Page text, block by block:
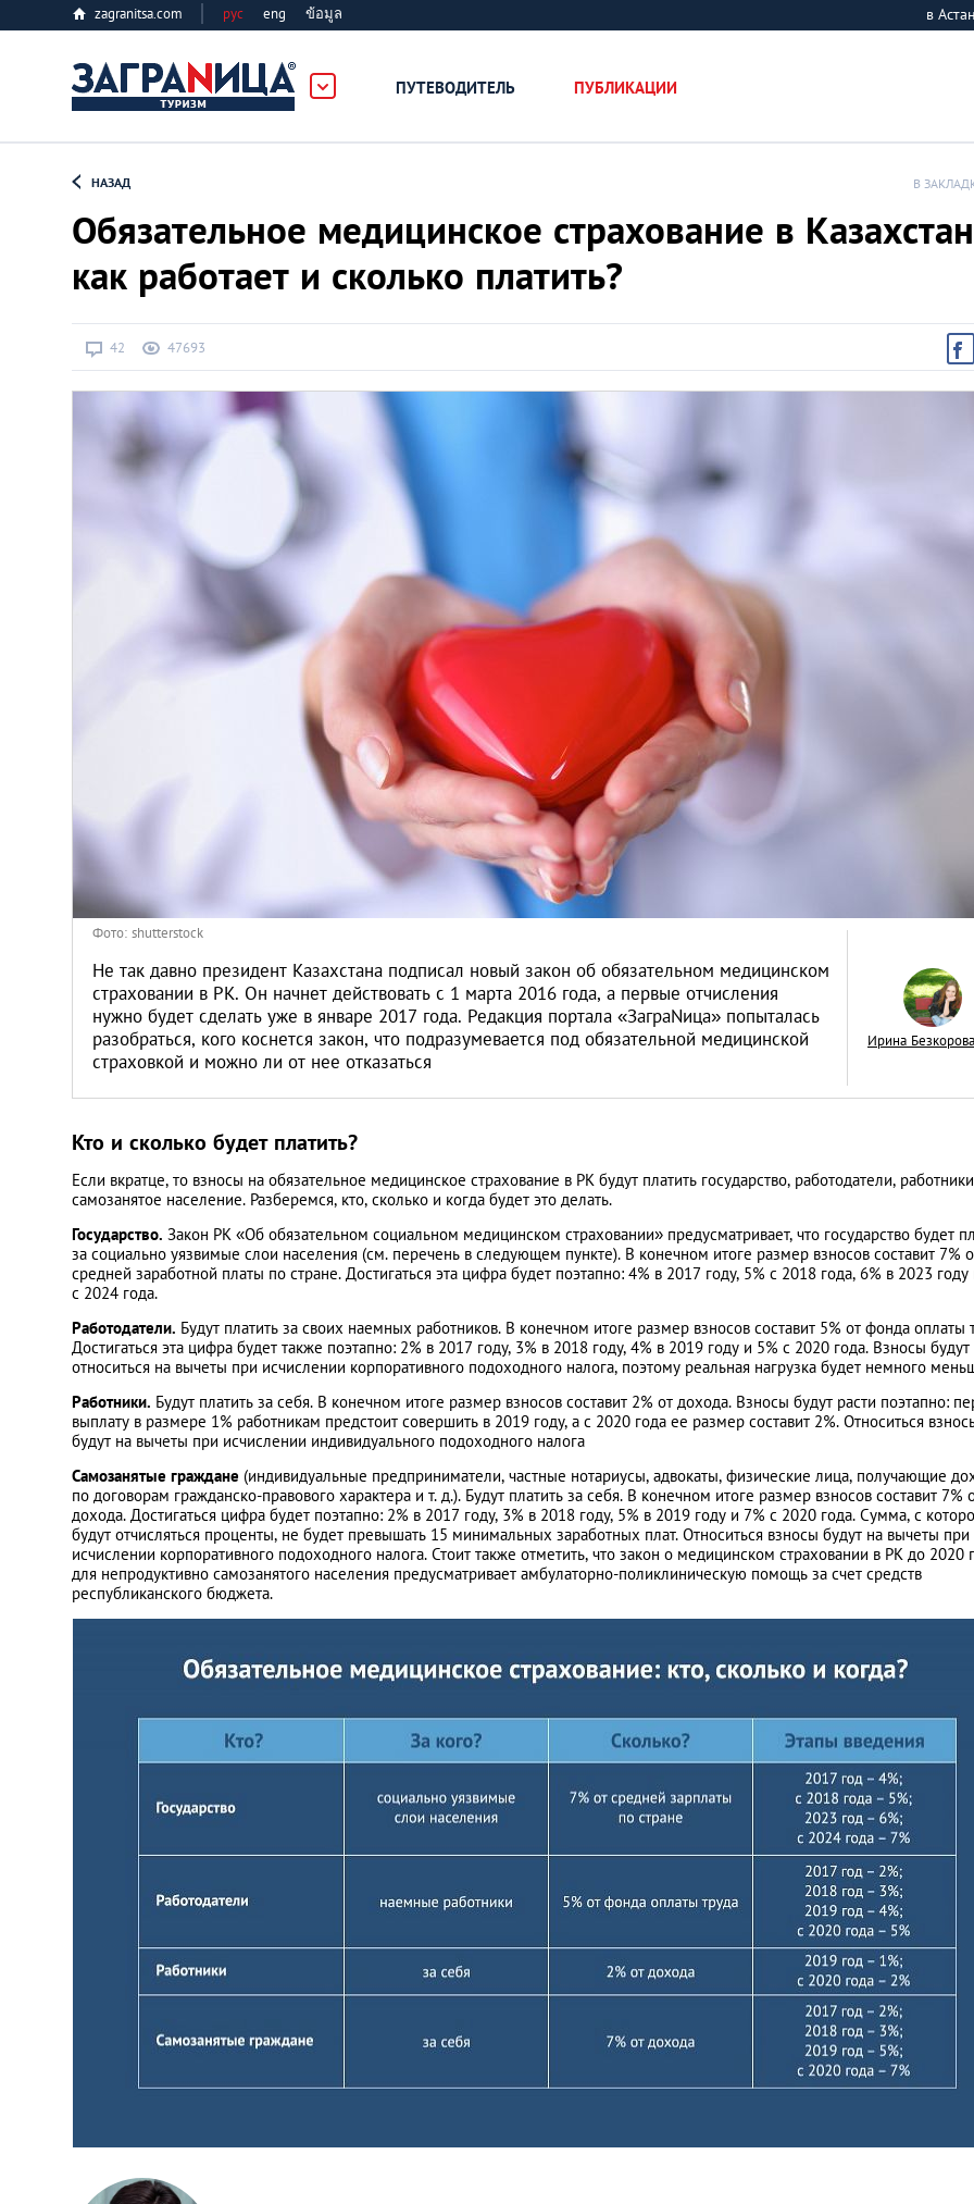
zagranitsa.com рус eng ข้อมูล в
ПУТЕВОДИТЕЛЬ ПУБЛИКАЦИИ
Алматы
Лондон
Лос-Анджелес
Санкт-Петербург
НАЗАД В
Обязательное медицинское страхование в
как работает и сколько платить?
42 47693
Фото: shutterstock
Не так давно президент Казахстана подписал новый закон об обязательном медицинском
страховании в РК. Он начнет действовать с 1 марта 2016 года, а первые отчисления
нужно будет сделать уже в январе 2017 года. Редакция портала «ЗаграNица» попыталась
разобраться, кого коснется закон, что подразумевается под обязательной медицинской
страховкой и можно ли от нее отказаться
Ирина
Кто и сколько будет платить?
Если вкратце, то взносы на обязательное медицинское страхование в РК будут платить государство, работодатели,
самозанятое население. Разберемся, кто, сколько и когда будет это делать.
Государство. Закон РК «Об обязательном социальном медицинском страховании» предусматривает, что государство будет
за социально уязвимые слои населения (см. перечень в следующем пункте). В конечном итоге размер взносов составит 7%
средней заработной платы по стране. Достигаться эта цифра будет поэтапно: 4% в 2017 году, 5% с 2018 года, 6% в 2023 году
с 2024 года.
Работодатели. Будут платить за своих наемных работников. В конечном итоге размер взносов составит 5% от фонда оплаты
Достигаться эта цифра будет также поэтапно: 2% в 2017 году, 3% в 2018 году, 4% в 2019 году и 5% с 2020 года. Взносы будут
относиться на вычеты при исчислении корпоративного подоходного налога, поэтому реальная нагрузка будет немного
Работники. Будут платить за себя. В конечном итоге размер взносов составит 2% от дохода. Взносы будут расти поэтапно:
выплату в размере 1% работникам предстоит совершить в 2019 году, а с 2020 года ее размер составит 2%. Относиться
будут на вычеты при исчислении индивидуального подоходного налога
Самозанятые граждане (индивидуальные предприниматели, частные нотариусы, адвокаты, физические лица, получающие
по договорам гражданско-правового характера и т. д.). Будут платить за себя. В конечном итоге размер взносов составит 7%
дохода. Достигаться цифра будет поэтапно: 2% в 2017 году, 3% в 2018 году, 5% в 2019 году и 7% с 2020 года. Сумма, с
будут отчисляться проценты, не будет превышать 15 минимальных заработных плат. Относиться взносы будут на вычеты при
исчислении корпоративного подоходного налога. Стоит также отметить, что закон о медицинском страховании в РК до 2020
для непродуктивно самозанятого населения предусматривает амбулаторно-поликлиническую помощь за счет средств
республиканского бюджета.
отмененный
АНАЛИТИЧЕСКИЕ СТАТЬИ